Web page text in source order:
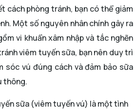
cách phòng tránh, bạn có thể giảm
Một số nguyên nhân chính gây ra
vi khuẩn xâm nhập và tắc nghẽn
viêm tuyến sữa, bạn nên duy trì
sóc vú đúng cách và đảm bảo sữa
thông.
sữa (viêm tuyến vú) là một tình